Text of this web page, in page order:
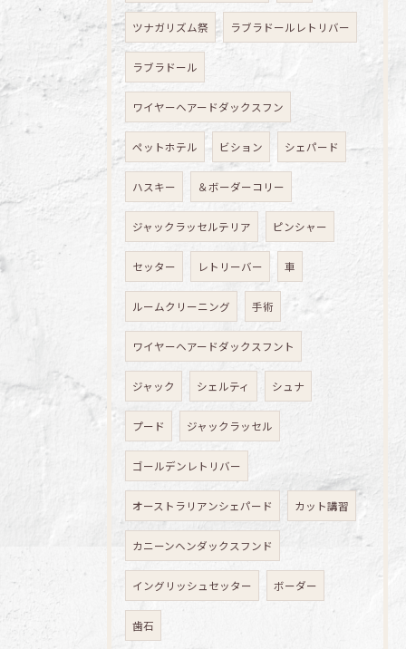
ツナガリズム祭 ラブラドールレトリバー
ラブラドール
ワイヤーヘアードダックスフン
ペットホテル ビション シェパード
ハスキー ＆ボーダーコリー
ジャックラッセルテリア ピンシャー
セッター レトリーバー 車
ルームクリーニング 手術
ワイヤーヘアードダックスフント
ジャック シェルティ シュナ
プード ジャックラッセル
ゴールデンレトリバー
オーストラリアンシェパード カット講習
カニーンヘンダックスフンド
イングリッシュセッター ボーダー
歯石